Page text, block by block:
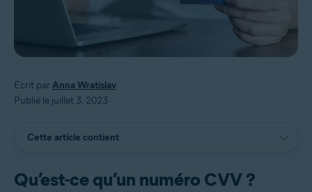
Écrit parAnna Wratislav
Publié le juillet 3, 2023
Cette article contient
Qu’est-ce qu’un numéro CVV ?